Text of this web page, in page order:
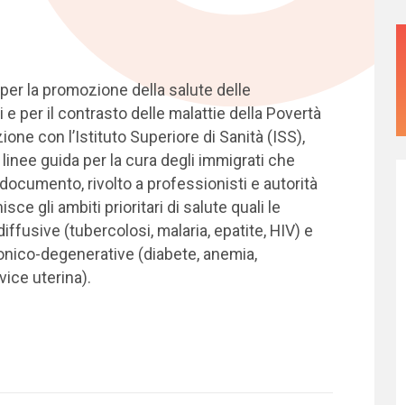
la promozione della salute delle
e per il contrasto delle malattie della Povertà
con l’Istituto Superiore di Sanità (ISS),
guida per la cura degli immigrati che
rivolto a professionisti e autorità
gli ambiti prioritari di salute quali le
(tubercolosi, malaria, epatite, HIV) e
degenerative (diabete, anemia,
uterina).